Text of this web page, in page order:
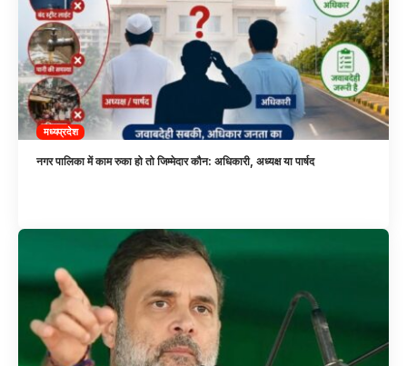
मध्यप्रदेश
नगर पालिका में काम रुका हो तो जिम्मेदार कौन: अधिकारी, अध्यक्ष या पार्षद